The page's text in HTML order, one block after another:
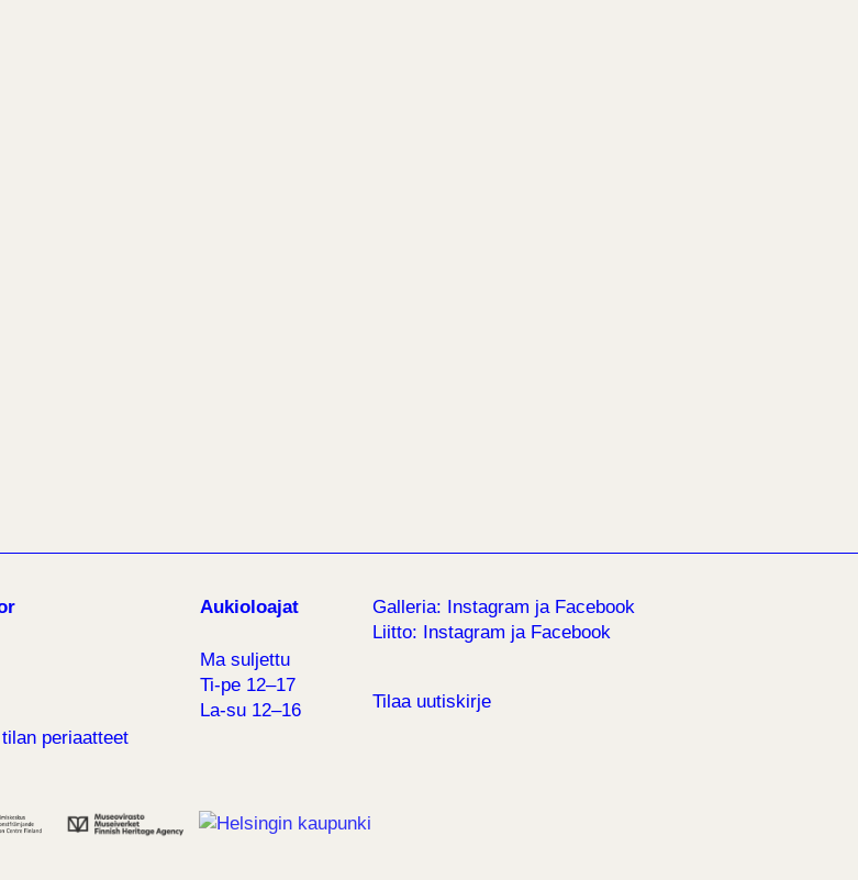
periaatteet
Aukioloajat
Ma suljettu
Ti-pe 12–17
La-su 12–16
Galleria: Instagram ja Facebook
Liitto:
Instagram ja Facebook
Tilaa uutiskirje